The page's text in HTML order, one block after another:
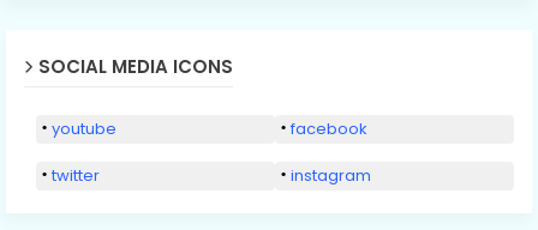
SOCIAL MEDIA ICONS
youtube facebook
twitter instagram